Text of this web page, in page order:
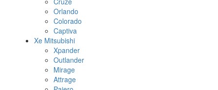
Orlando
Colorado
Captiva
Xe Mitsubishi
Xpander
Outlander
Mirage
Attrage